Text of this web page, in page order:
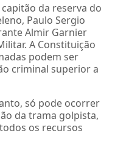
da reserva do
Paulo Sergio
Almir Garnier
A Constituição
podem ser
criminal superior a
só pode ocorrer
da trama golpista,
os recursos